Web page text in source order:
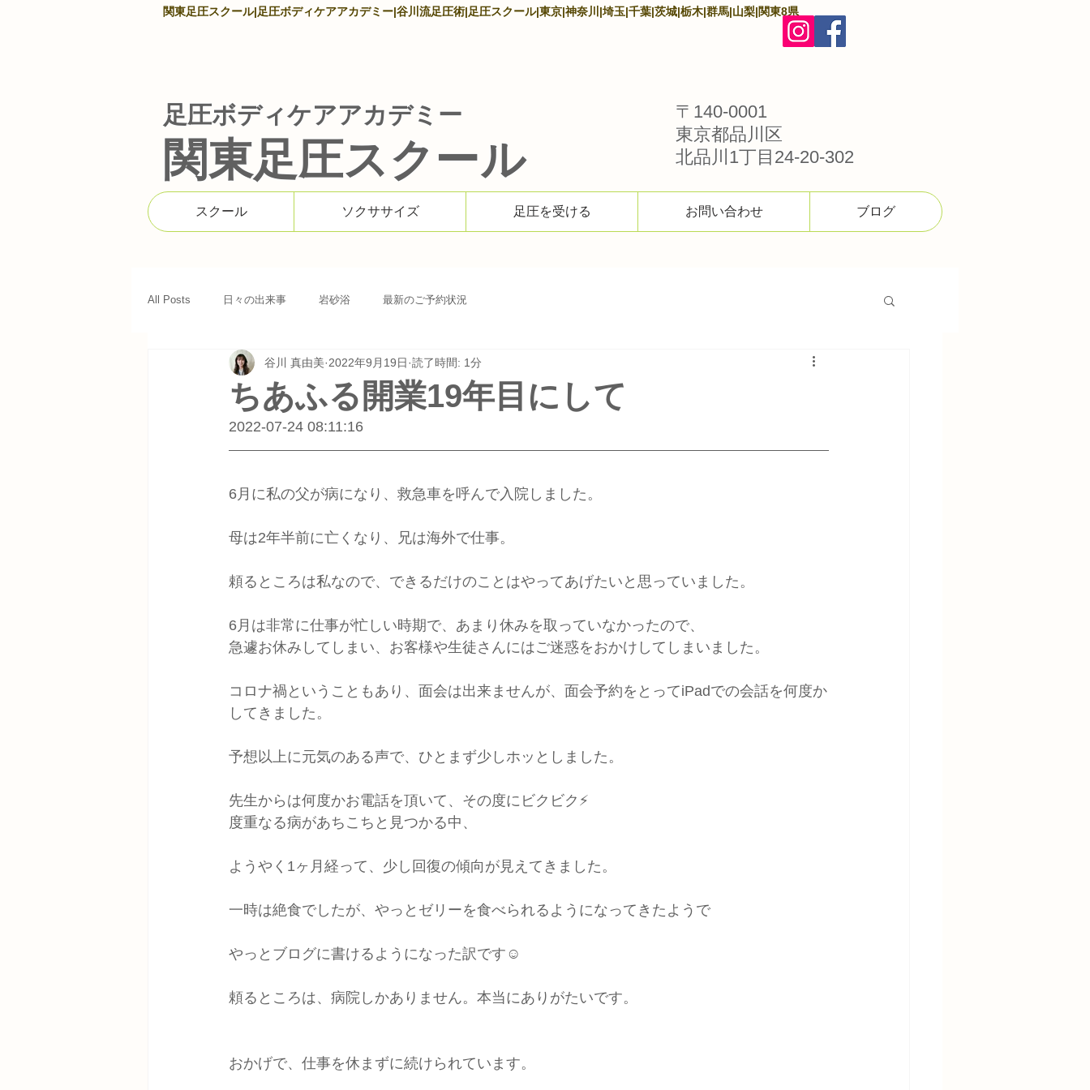
関東足圧スクール|足圧ボディケアアカデミー|谷川流足圧術|足圧スクール|東京|神奈川|埼玉|千葉|茨城|栃木|群馬|山梨|関東8県
足圧ボディケアアカデミー
関東足圧スクール
〒140-0001
東京都品川区
北品川1丁目24-20-302
スクール ソクササイズ 足圧を受ける お問い合わせ ブログ
All Posts 日々の出来事 岩砂浴 最新のご予約状況
ちあふる開業19年目にして
谷川 真由美 2022年9月19日 読了時間: 1分
2022-07-24 08:11:16
6月に私の父が病になり、救急車を呼んで入院しました。
母は2年半前に亡くなり、兄は海外で仕事。
頼るところは私なので、できるだけのことはやってあげたいと思っていました。
6月は非常に仕事が忙しい時期で、あまり休みを取っていなかったので、
急遽お休みしてしまい、お客様や生徒さんにはご迷惑をおかけしてしまいました。
コロナ禍ということもあり、面会は出来ませんが、面会予約をとってiPadでの会話を何度か
してきました。
予想以上に元気のある声で、ひとまず少しホッとしました。
先生からは何度かお電話を頂いて、その度にビクビク⚡️
度重なる病があちこちと見つかる中、
ようやく1ヶ月経って、少し回復の傾向が見えてきました。
一時は絶食でしたが、やっとゼリーを食べられるようになってきたようで
やっとブログに書けるようになった訳です☺️
頼るところは、病院しかありません。本当にありがたいです。
おかげで、仕事を休まずに続けられています。